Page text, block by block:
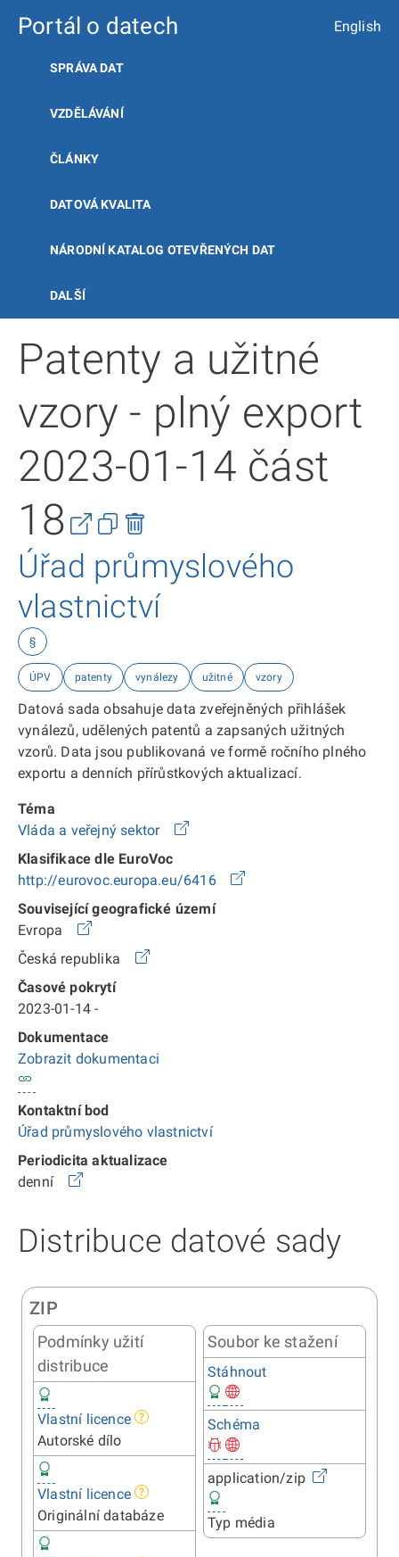
Portál o datech English
SPRÁVA DAT
VZDĚLÁVÁNÍ
ČLÁNKY
DATOVÁ KVALITA
NÁRODNÍ KATALOG OTEVŘENÝCH DAT
DALŠÍ
Patenty a užitné
vzory - plný export
2023-01-14 část
18
Úřad průmyslového
vlastnictví
§
ÚPV patenty vynálezy užitné vzory
Datová sada obsahuje data zveřejněných přihlášek
vynálezů, udělených patentů a zapsaných užitných
vzorů. Data jsou publikovaná ve formě ročního plného
exportu a denních přírůstkových aktualizací.
Téma
Vláda a veřejný sektor
Klasifikace dle EuroVoc
http://eurovoc.europa.eu/6416
Související geografické území
Evropa
Česká republika
Časové pokrytí
2023-01-14 -
Dokumentace
Zobrazit dokumentaci
Kontaktní bod
Úřad průmyslového vlastnictví
Periodicita aktualizace
denní
Distribuce datové sady
ZIP
Podmínky užití
distribuce
Vlastní licence
Autorské dílo
Vlastní licence
Originální databáze
Soubor ke stažení
Stáhnout
Schéma
application/zip
Typ média